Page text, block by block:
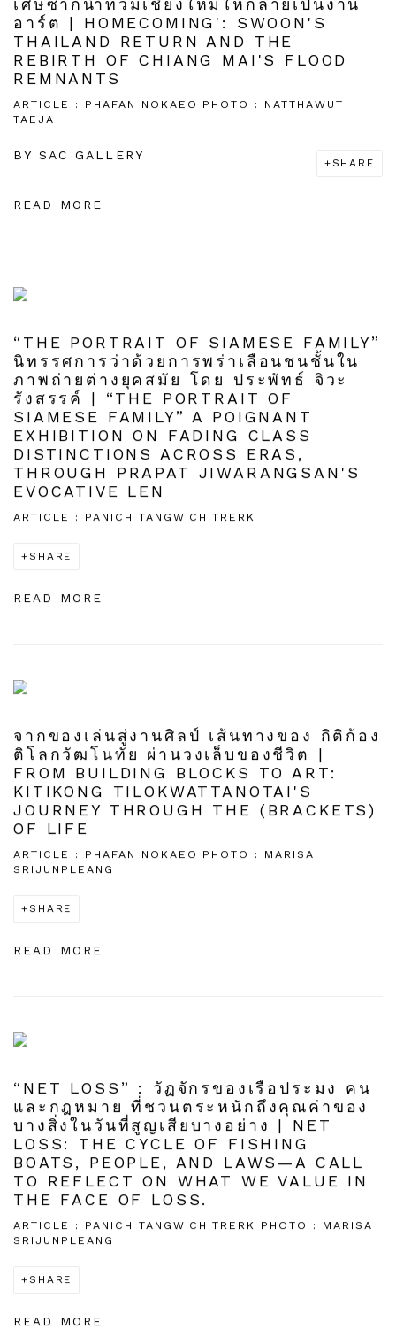
เศษซากน้ำท่วมเชียงใหม่ให้กลายเป็นงาน
อาร์ต | HOMECOMING': SWOON'S
THAILAND RETURN AND THE
REBIRTH OF CHIANG MAI'S FLOOD
REMNANTS
ARTICLE : PHAFAN NOKAEO PHOTO : NATTHAWUT
TAEJA
BY SAC GALLERY
SHARE
READ MORE
“THE PORTRAIT OF SIAMESE FAMILY”
นิทรรศการว่าด้วยการพร่าเลือนชนชั้นใน
ภาพถ่ายต่างยุคสมัย โดย ประพัทธ์ จิวะ
รังสรรค์ | “THE PORTRAIT OF
SIAMESE FAMILY” A POIGNANT
EXHIBITION ON FADING CLASS
DISTINCTIONS ACROSS ERAS,
THROUGH PRAPAT JIWARANGSAN'S
EVOCATIVE LEN
ARTICLE : PANICH TANGWICHITRERK
SHARE
READ MORE
จากของเล่นสู่งานศิลป์ เส้นทางของ กิติก้อง
ติโลกวัฒโนทัย ผ่านวงเล็บของชีวิต |
FROM BUILDING BLOCKS TO ART:
KITIKONG TILOKWATTANOTAI'S
JOURNEY THROUGH THE (BRACKETS)
OF LIFE
ARTICLE : PHAFAN NOKAEO PHOTO : MARISA
SRIJUNPLEANG
SHARE
READ MORE
“NET LOSS” : วัฏจักรของเรือประมง คน
และกฎหมาย ที่ชวนตระหนักถึงคุณค่าของ
บางสิ่งในวันที่สูญเสียบางอย่าง | NET
LOSS: THE CYCLE OF FISHING
BOATS, PEOPLE, AND LAWS—A CALL
TO REFLECT ON WHAT WE VALUE IN
THE FACE OF LOSS.
ARTICLE : PANICH TANGWICHITRERK PHOTO : MARISA
SRIJUNPLEANG
SHARE
READ MORE